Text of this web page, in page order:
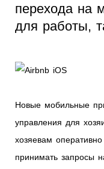
перехода на
для работы,
Новые мобильные
управления для
хозяевам
принимать запросы